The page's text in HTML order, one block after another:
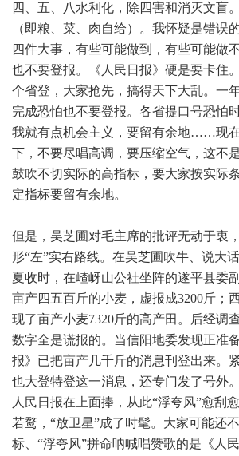
四、五、八水利化，除四害和消灭文盲
（即粮、菜、肉自给）。我怀疑是错误
四件大事，有些可能做到，有些可能做
也不要登报。《人民日报》硬是要卡住
个省登，大家抢先，搞得天下大乱。一
完成恐怕也不要登报。各省提口号恐怕
我就有点机会主义，要留有余地……现
下，不要尽唱高调，要压缩空气，这不
鼓吹不切实际的高指标，要大家按实际
定指标要留有余地。
但是，吴芝圃对毛主席的批评无动于衷
形“左”实右路线。在吴芝圃吹牛、说大
夏收时，在嵖岈山公社坐阵的遂平县委
亩产四五百斤的小麦，虚报成3200斤；
现了亩产小麦7320斤的高产田。后经调
数字全是谎报的。当信阳地委发现正准
报》已把亩产几千斤的消息刊登出来。
也大登特登这一消息，还专门发了号外
人民日报在上面捧，从此“浮夸风”愈刮
若鹜，“放卫星”成了时髦。大家可能还
标、“浮夸风”拼命呐喊唱赞歌的是《人